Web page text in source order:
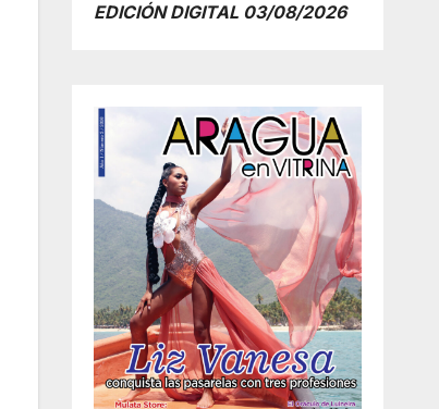
EDICIÓN DIGITAL 03/08/2026